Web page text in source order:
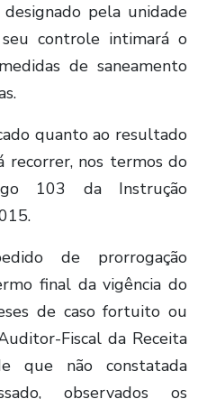
pela unidade
controle intimará o
de saneamento
quanto ao resultado
recorrer, nos termos do
103 da Instrução
de prorrogação
final da vigência do
de caso fortuito ou
Fiscal da Receita
que não constatada
observados os